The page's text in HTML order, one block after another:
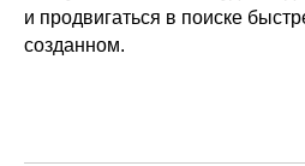
и продвигаться в поиске
созданном.